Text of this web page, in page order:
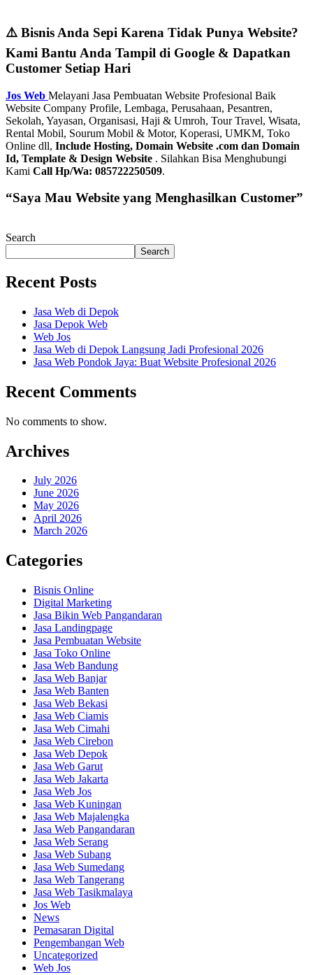
⚠️ Bisnis Anda Sepi Karena Tidak Punya Website?
Kami Bantu Anda Tampil di Google & Dapatkan
Customer Setiap Hari
Jos Web Melayani Jasa Pembuatan Website Profesional Baik
Website Company Profile, Lembaga, Perusahaan, Pesantren,
Sekolah, Yayasan, Organisasi, Haji & Umroh, Tour Travel, Wisata,
Rental Mobil, Sourum Mobil & Motor, Koperasi, UMKM, Toko
Online dll, Include Hosting, Domain Website .com dan Domain
Id, Template & Design Website . Silahkan Bisa Menghubungi
Kami Call Hp/Wa: 085722250509.
“Saya Mau Website yang Menghasilkan Customer”
Search
Search
Recent Posts
Jasa Web di Depok
Jasa Depok Web
Web Jos
Jasa Web di Depok Langsung Jadi Profesional 2026
Jasa Web Pondok Jaya: Buat Website Profesional 2026
Recent Comments
No comments to show.
Archives
July 2026
June 2026
May 2026
April 2026
March 2026
Categories
Bisnis Online
Digital Marketing
Jasa Bikin Web Pangandaran
Jasa Landingpage
Jasa Pembuatan Website
Jasa Toko Online
Jasa Web Bandung
Jasa Web Banjar
Jasa Web Banten
Jasa Web Bekasi
Jasa Web Ciamis
Jasa Web Cimahi
Jasa Web Cirebon
Jasa Web Depok
Jasa Web Garut
Jasa Web Jakarta
Jasa Web Jos
Jasa Web Kuningan
Jasa Web Majalengka
Jasa Web Pangandaran
Jasa Web Serang
Jasa Web Subang
Jasa Web Sumedang
Jasa Web Tangerang
Jasa Web Tasikmalaya
Jos Web
News
Pemasaran Digital
Pengembangan Web
Uncategorized
Web Jos